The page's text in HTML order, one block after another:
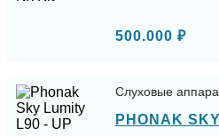
500.000 ₽
Слуховые
PHONAK